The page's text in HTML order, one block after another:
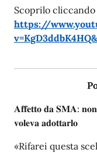
Scoprilo cliccando
https://
𝐀𝐟𝐟𝐞𝐭𝐭𝐨 𝐝𝐚 𝐒𝐌𝐀:
𝐯𝐨𝐥𝐞𝐯𝐚 𝐚𝐝𝐨𝐭𝐭𝐚𝐫𝐥𝐨
«Rifarei questa